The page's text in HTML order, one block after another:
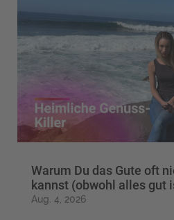
Warum Du das Gute oft
kannst (obwohl alles gut
Aug. 4, 2026